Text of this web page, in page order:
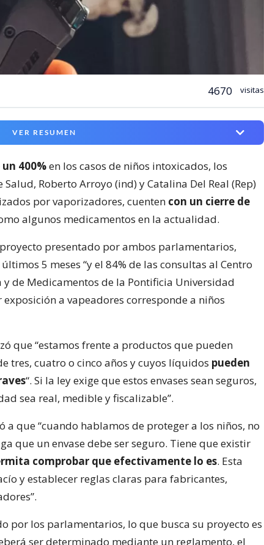
4670 visitas
VER RESUMEN
400%en los casos de niños intoxicados, los
Roberto Arroyo (ind) y Catalina Del Real (Rep)
por vaporizadores, cuenten con un cierre de
algunos medicamentos en la actualidad.
presentado por ambos parlamentarios,
5 meses “y el 84% de las consultas al Centro
de Medicamentos de la Pontificia Universidad
exposición a vapeadores corresponde a niños
que “estamos frente a productos que pueden
tres, cuatro o cinco años y cuyos líquidos pueden
“. Si la ley exige que estos envases sean seguros,
sea real, medible y fiscalizable”.
a que “cuando hablamos de proteger a los niños, no
que un envase debe ser seguro. Tiene que existir
comprobar que efectivamente lo es. Esta
y establecer reglas claras para fabricantes,
por los parlamentarios, lo que busca su proyecto es
ser determinado mediante un reglamento, el